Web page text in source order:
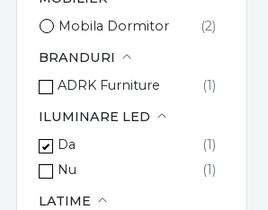
Mobila Dormitor
BRANDURI
ADRK Furniture
ILUMINARE LED
Da
Nu
LATIME